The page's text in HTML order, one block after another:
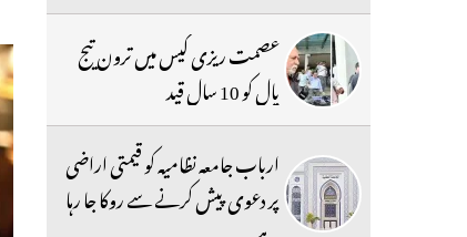
عصمت ریزی کیس میں ترون تیج
پال کو 10 سال قید
ارباب جامعہ نظامیہ کو قیمتی اراضی
پر دعوی پیش کرنے سے روکا جا رہا